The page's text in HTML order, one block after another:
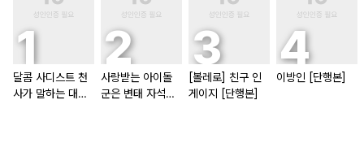
달콤 사디스트 천
사가 말하는 대로
사랑받는 아이돌
군은 변태 자석
[볼레로] 친구 인
게이지 [단행본]
이방인 [단행본]